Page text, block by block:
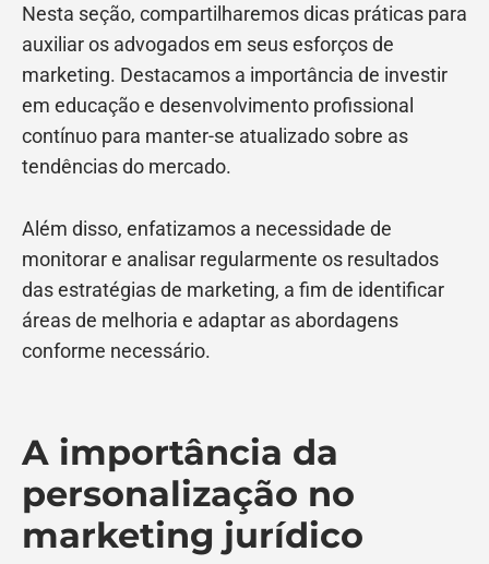
Nesta seção, compartilharemos dicas práticas para
auxiliar os advogados em seus esforços de
marketing. Destacamos a importância de investir
em educação e desenvolvimento profissional
contínuo para manter-se atualizado sobre as
tendências do mercado.
Além disso, enfatizamos a necessidade de
monitorar e analisar regularmente os resultados
das estratégias de marketing, a fim de identificar
áreas de melhoria e adaptar as abordagens
conforme necessário.
A importância da
personalização no
marketing jurídico